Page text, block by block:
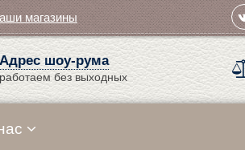
магазины
Адрес шоу-рума
работаем без выходных